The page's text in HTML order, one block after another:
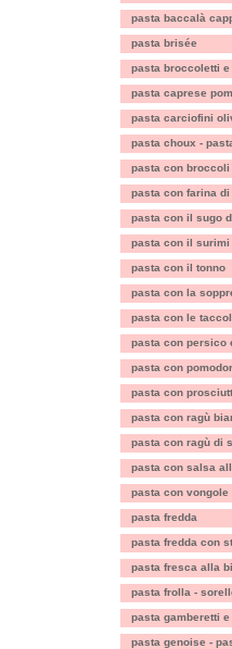
pasta baccalà
pasta brisée
pasta broccoletti
pasta caprese
pasta carciofini
pasta choux -
pasta con broccoli
pasta con farina di
pasta con il sugo
pasta con il surimi
pasta con il tonno
pasta con la
pasta con le
pasta con persico
pasta con
pasta con
pasta con ragù
pasta con ragù di
pasta con salsa
pasta con vongole
pasta fredda
pasta fredda con
pasta fresca alla
pasta frolla -
pasta gamberetti
pasta genoise -